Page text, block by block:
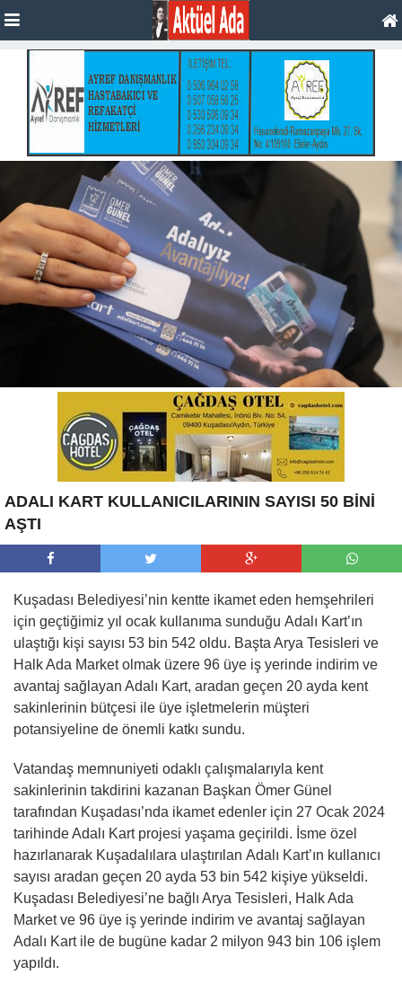
ADALI KART KULLANICILARININ SAYISI 50 BİNİ
AŞTI
Kuşadası Belediyesi’nin kentte ikamet eden hemşehrileri
için geçtiğimiz yıl ocak kullanıma sunduğu Adalı Kart’ın
ulaştığı kişi sayısı 53 bin 542 oldu. Başta Arya Tesisleri ve
Halk Ada Market olmak üzere 96 üye iş yerinde indirim ve
avantaj sağlayan Adalı Kart, aradan geçen 20 ayda kent
sakinlerinin bütçesi ile üye işletmelerin müşteri
potansiyeline de önemli katkı sundu.
Vatandaş memnuniyeti odaklı çalışmalarıyla kent
sakinlerinin takdirini kazanan Başkan Ömer Günel
tarafından Kuşadası’nda ikamet edenler için 27 Ocak 2024
tarihinde Adalı Kart projesi yaşama geçirildi. İsme özel
hazırlanarak Kuşadalılara ulaştırılan Adalı Kart’ın kullanıcı
sayısı aradan geçen 20 ayda 53 bin 542 kişiye yükseldi.
Kuşadası Belediyesi’ne bağlı Arya Tesisleri, Halk Ada
Market ve 96 üye iş yerinde indirim ve avantaj sağlayan
Adalı Kart ile de bugüne kadar 2 milyon 943 bin 106 işlem
yapıldı.